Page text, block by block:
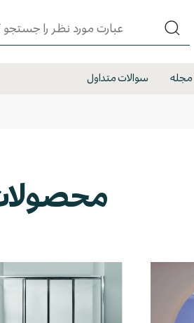
مجله سوالات متداول